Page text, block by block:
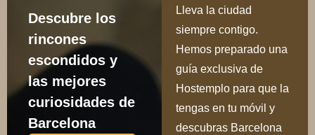
Descubre los
rincones
escondidos y
las mejores
curiosidades de
Barcelona
Lleva la ciudad
siempre contigo.
Hemos preparado una
guía exclusiva de
Hostemplo para que la
tengas en tu móvil y
descubras Barcelona